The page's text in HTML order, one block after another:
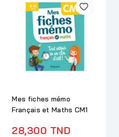
Mes fiches mémo
Français et Maths CM1
28,300 TND